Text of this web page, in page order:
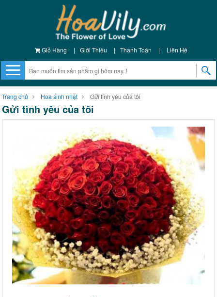
Giỏ Hàng | Giới Thiệu | Thanh Toán | Liên Hệ
Trang chủ Hoa sinh nhật Gửi tình yêu của tôi
Gửi tình yêu của tôi